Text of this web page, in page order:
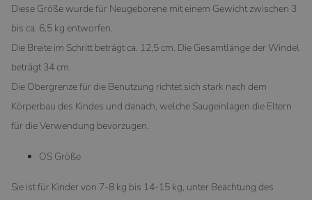
Diese Größe wurde für Neugeborene mit einem Gewicht zwischen 3
bis ca. 6,5 kg entworfen.
Die Breite im Schritt beträgt ca. 12,5 cm. Die Gesamtlänge der Windel
beträgt 34 cm.
Die Obergrenze für die Benutzung richtet sich stark nach dem
Körperbau des Kindes und danach, welche Saugeinlagen die Eltern
für die Verwendung bevorzugen.
OS Größe
Sie ist für Kinder von 7-8 kg bis 14-15 kg, unter Beachtung des